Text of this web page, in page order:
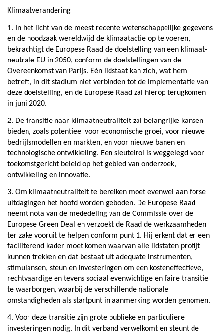
Klimaatverandering
1. In het licht van de meest recente wetenschappelijke gegevens
en de noodzaak wereldwijd de klimaatactie op te voeren,
bekrachtigt de Europese Raad de doelstelling van een klimaat-
neutrale EU in 2050, conform de doelstellingen van de
Overeenkomst van Parijs. Eén lidstaat kan zich, wat hem
betreft, in dit stadium niet verbinden tot de implementatie van
deze doelstelling, en de Europese Raad zal hierop terugkomen
in juni 2020.
2. De transitie naar klimaatneutraliteit zal belangrijke kansen
bieden, zoals potentieel voor economische groei, voor nieuwe
bedrijfsmodellen en markten, en voor nieuwe banen en
technologische ontwikkeling. Een sleutelrol is weggelegd voor
toekomstgericht beleid op het gebied van onderzoek,
ontwikkeling en innovatie.
3. Om klimaatneutraliteit te bereiken moet evenwel aan forse
uitdagingen het hoofd worden geboden. De Europese Raad
neemt nota van de mededeling van de Commissie over de
Europese Green Deal en verzoekt de Raad de werkzaamheden
ter zake vooruit te helpen conform punt 1. Hij erkent dat er een
faciliterend kader moet komen waarvan alle lidstaten profijt
kunnen trekken en dat bestaat uit adequate instrumenten,
stimulansen, steun en investeringen om een kosteneffectieve,
rechtvaardige en tevens sociaal evenwichtige en faire transitie
te waarborgen, waarbij de verschillende nationale
omstandigheden als startpunt in aanmerking worden genomen.
4. Voor deze transitie zijn grote publieke en particuliere
investeringen nodig. In dit verband verwelkomt en steunt de